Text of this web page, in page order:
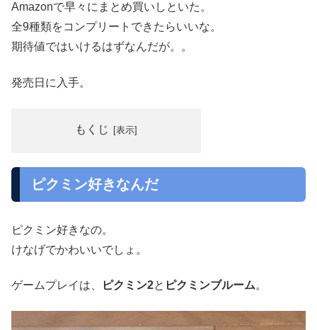
Amazonで早々にまとめ買いしといた。
全9種類をコンプリートできたらいいな。
期待値ではいけるはずなんだが。。
発売日に入手。
もくじ
ピクミン好きなんだ
ピクミン好きなの。
けなげでかわいいでしょ。
ゲームプレイは、 ピクミン2と ピクミンブルーム。